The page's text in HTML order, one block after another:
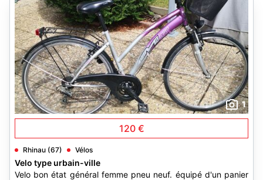
1
120 €
Rhinau (67) Vélos
Velo type urbain-ville
Velo bon état général femme pneu neuf. équipé d'un panier